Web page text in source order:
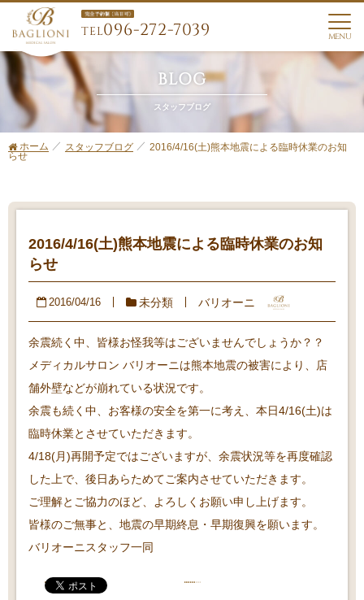
TEL096-272-7039 MENU
BLOG
スタッフブログ
ホーム スタッフブログ
2016/4/16(土)熊本地震による臨時休業のお知
らせ
2016/4/16(土)熊本地震による臨時休業のお知
らせ
2016/04/16 未分類 バリオーニ
余震続く中、皆様お怪我等はございませんでしょうか？？
メディカルサロン バリオーニは熊本地震の被害により、店
舗外壁などが崩れている状況です。
余震も続く中、お客様の安全を第一に考え、本日4/16(土)は
臨時休業とさせていただきます。
4/18(月)再開予定ではございますが、余震状況等を再度確認
した上で、後日あらためてご案内させていただきます。
ご理解とご協力のほど、よろしくお願い申し上げます。
皆様のご無事と、地震の早期終息・早期復興を願います。
バリオーニスタッフ一同